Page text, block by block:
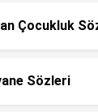
Çocukluk
Sözleri